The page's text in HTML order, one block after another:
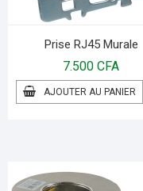
Prise RJ45 Murale
7.500CFA
AJOUTER AU PANIER